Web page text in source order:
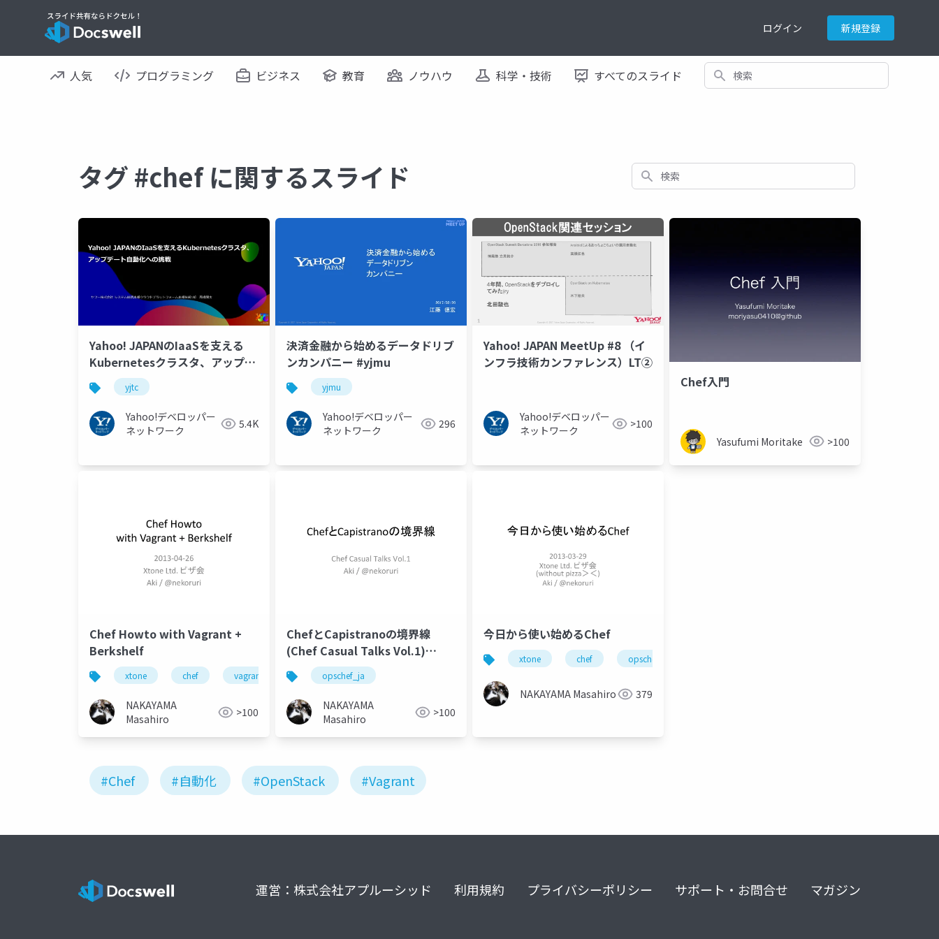
ログイン 新規登録
人気 プログラミング ビジネス 教育 ノウハウ 科学・技術 すべてのスライド 検索
タグ #chef に関するスライド 検索
Yahoo! JAPANのIaaSを支える
Kubernetesクラスタ、アップデ
ート自動化への挑戦 #yjtc
yjtc
Yahoo!デベロッパー
ネットワーク
5.4K
決済金融から始めるデータドリブ
ンカンパニー #yjmu
yjmu
Yahoo!デベロッパー
ネットワーク
296
Yahoo! JAPAN MeetUp #8 （イ
ンフラ技術カンファレンス）LT②
Yahoo!デベロッパー
ネットワーク
>100
Chef入門
Yasufumi Moritake >100
Chef Howto with Vagrant +
Berkshelf
xtone chef vagrant berkshelf
NAKAYAMA
Masahiro
>100
ChefとCapistranoの境界線
(Chef Casual Talks Vol.1)
#eytokyo #opschef_ja
opschef_ja
NAKAYAMA
Masahiro
>100
今日から使い始めるChef
xtone chef opschef_ja
NAKAYAMA Masahiro 379
#Chef #自動化 #OpenStack #Vagrant
運営：株式会社アプルーシッド 利用規約 プライバシーポリシー サポート・お問合せ マガジン